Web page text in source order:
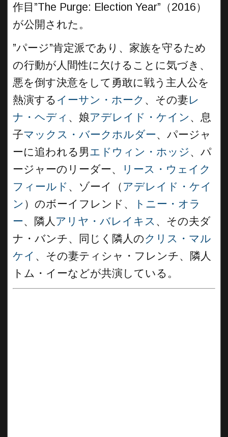
作目”The Purge: Election Year”（2016）
が公開された。
”パージ”肯定派であり、家族を守るため
の行動が人間性に欠けることに気づき、
悪を倒す決意をして勇敢に戦う主人公を
熱演する イーサン・ホーク 、その妻レ
ナ・ヘディ 、娘アデレイド・ケイン 、息
子マックス・バークホルダー、パージャ
ーに追われる男エドウィン・ホッジ、パ
ージャーのリーダー、
リース・ウェイク
フィールド 、ゾーイ（ アデレイド・ケイ
ン ）のボーイフレンド、
トニー・オラ
ー、隣人 アリヤ・バレイキス 、その夫ダ
ナ・バンチ、同じく隣人のクリス・マル
ケイ 、その妻ティシャ・フレンチ、隣人
トム・イーなどが共演している。